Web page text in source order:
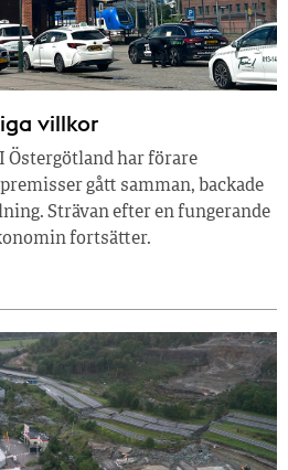
villkor
I Östergötland har förare
gått samman, backade
Strävan efter en fungerande
fortsätter.